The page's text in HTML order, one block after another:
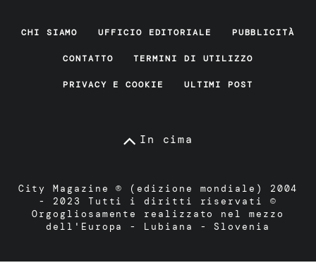
CHI SIAMO UFFICIO EDITORIALE PUBBLICITÀ
CONTATTO TERMINI DI UTILIZZO
PRIVACY E COOKIE ULTIMI POST
In cima
City Magazine ® (edizione mondiale) 2004
- 2023 Tutti i diritti riservati ©
Orgogliosamente realizzato nel mezzo
dell'Europa - Lubiana - Slovenia